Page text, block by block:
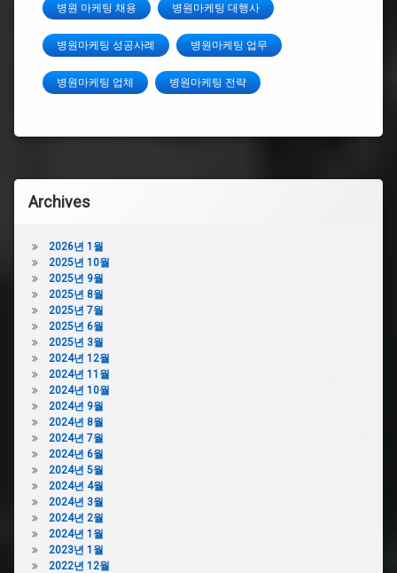
병원 마케팅 채용 병원마케팅 대행사
병원마케팅 성공사례 병원마케팅 업무
병원마케팅 업체 병원마케팅 전략
Archives
2026년 1월
2025년 10월
2025년 9월
2025년 8월
2025년 7월
2025년 6월
2025년 3월
2024년 12월
2024년 11월
2024년 10월
2024년 9월
2024년 8월
2024년 7월
2024년 6월
2024년 5월
2024년 4월
2024년 3월
2024년 2월
2024년 1월
2023년 1월
2022년 12월